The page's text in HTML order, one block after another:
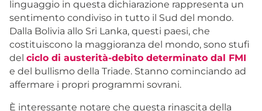
linguaggio in questa dichiarazione rappresenta un
sentimento condiviso in tutto il Sud del mondo.
Dalla Bolivia allo Sri Lanka, questi paesi, che
costituiscono la maggioranza del mondo, sono stufi
del ciclo di austerità-debito determinato dal FMI
e del bullismo della Triade. Stanno cominciando ad
affermare i propri programmi sovrani.
È interessante notare che questa rinascita della